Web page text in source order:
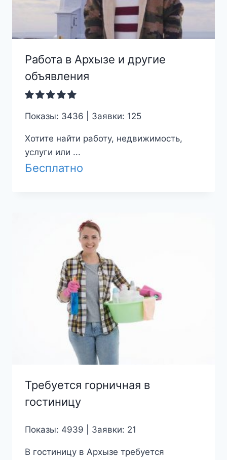
Работа в Архызе и другие
объявления
Показы: 3436 | Заявки: 125
Хотите найти работу, недвижимость,
услуги или ...
Бесплатно
Требуется горничная в
гостиницу
Показы: 4939 | Заявки: 21
В гостиницу в Архызе требуется